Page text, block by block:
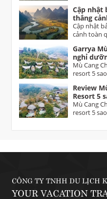
Cập nhật
thắng
2026
ticket
Cập nhật
cảnh toàn
Garrya
nghỉ
Mù Cang
resort 5
Review
Resort 5
Chải Yên
Mù Cang
resort 5
CÔNG TY TNHH DU LỊCH
YOUR VACATION